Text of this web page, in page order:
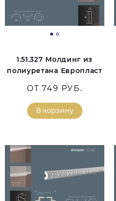
1.51.327 Молдинг из
полиуретана Европласт
ОТ 749 РУБ.
В корзину